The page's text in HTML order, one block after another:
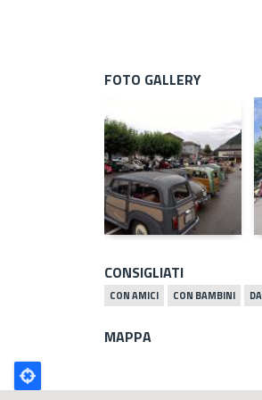
FOTO GALLERY
CONSIGLIATI
CON AMICI CON BAMBINI
MAPPA
Poligono
GEO